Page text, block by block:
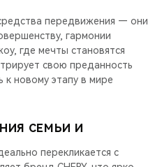
передвижения — они
гармонии
где мечты становятся
свою преданность
к новому этапу в мире
СЕМЬИ И
перекликается с